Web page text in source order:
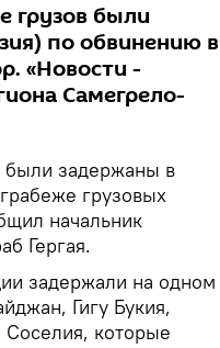
грузов были
по обвинению в
«Новости -
Самегрело-
были задержаны в
грузовых
начальник
Гергая.
задержали на одном
Гигу Букия,
Соселия, которые